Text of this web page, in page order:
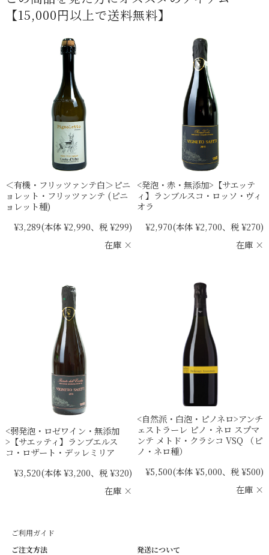
【15,000円以上で送料無料】
＜有機・フリッツァンテ白＞ピニ
ョレット・フリッツァンテ (ピニ
ョレット種)
¥3,289(本体 ¥2,990、税 ¥299)
在庫 ×
<発泡・赤・無添加>【サエッテ
ィ】ランブルスコ・ロッソ・ヴィ
オラ
¥2,970(本体 ¥2,700、税 ¥270)
在庫 ×
<弱発泡・ロゼワイン・無添加
>【サエッティ】ランブエルス
コ・ロザート・デッレミリア
¥3,520(本体 ¥3,200、税 ¥320)
在庫 ×
<自然派・白泡・ピノネロ>アンチ
ェストラーレ ピノ・ネロ スプマ
ンテ メトド・クラシコ VSQ （ピ
ノ・ネロ種）
¥5,500(本体 ¥5,000、税 ¥500)
在庫 ×
ご利用ガイド
ご注文方法
発送について